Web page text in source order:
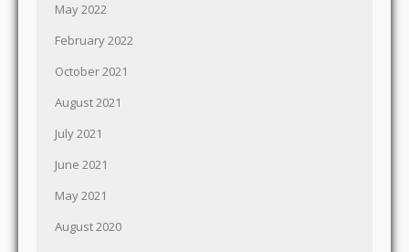
May 2022
February 2022
October 2021
August 2021
July 2021
June 2021
May 2021
August 2020